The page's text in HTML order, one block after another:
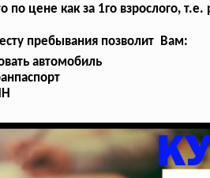
по цене как за 1го взрослого,
пребывания позволит Вам:
автомобиль